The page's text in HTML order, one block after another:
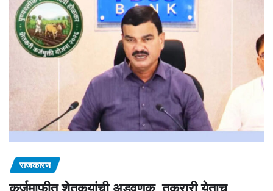
राजकारण
कर्जमाफीत शेतकर्‍यांची अडवणूक, तक्रारी येताच